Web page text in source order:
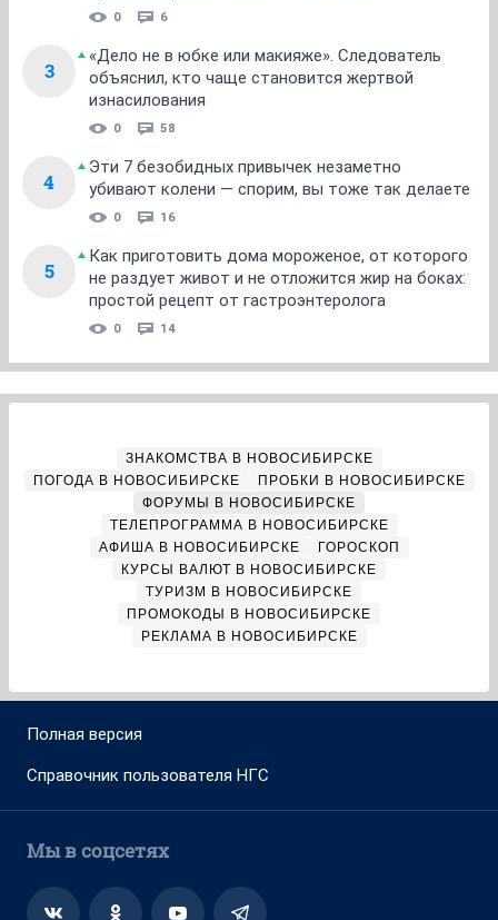
0 6
3
«Дело не в юбке или макияже». Следователь
объяснил, кто чаще становится жертвой
изнасилования
0 58
4
Эти 7 безобидных привычек незаметно
убивают колени — спорим, вы тоже так делаете
0 16
5
Как приготовить дома мороженое, от которого
не раздует живот и не отложится жир на боках:
простой рецепт от гастроэнтеролога
0 14
ЗНАКОМСТВА В НОВОСИБИРСКЕ
ПОГОДА В НОВОСИБИРСКЕ
ПРОБКИ В НОВОСИБИРСКЕ
ФОРУМЫ В НОВОСИБИРСКЕ
ТЕЛЕПРОГРАММА В НОВОСИБИРСКЕ
АФИША В НОВОСИБИРСКЕ
ГОРОСКОП
КУРСЫ ВАЛЮТ В НОВОСИБИРСКЕ
ТУРИЗМ В НОВОСИБИРСКЕ
ПРОМОКОДЫ В НОВОСИБИРСКЕ
РЕКЛАМА В НОВОСИБИРСКЕ
Полная версия
Справочник пользователя НГС
Мы в соцсетях